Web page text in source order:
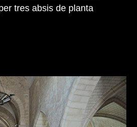
tres absis de planta